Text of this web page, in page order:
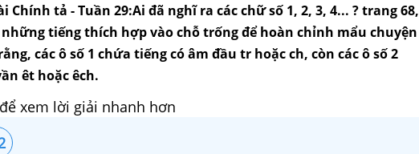
Chính tả - Tuần 29:Ai đã nghĩ ra các chữ số 1, 2, 3, 4... ? trang 68,
những tiếng thích hợp vào chỗ trống để hoàn chỉnh mẩu chuyện
các ô số 1 chứa tiếng có âm đầu tr hoặc ch, còn các ô số 2
êt hoặc êch.
xem lời giải nhanh hơn